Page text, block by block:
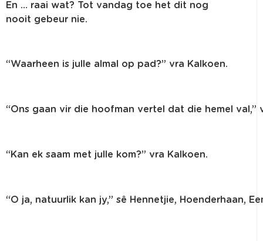
En … raai wat? Tot vandag toe het dit nog
nooit gebeur nie.
“Waarheen is julle almal op pad?” vra Kalkoen.
“Ons gaan vir die hoofman vertel dat die hemel val ,”
“ Kan ek saam met julle kom?” vra Kalkoen.
“O ja, natuurlik kan jy,” sê Hennetjie, Hoenderhaan,